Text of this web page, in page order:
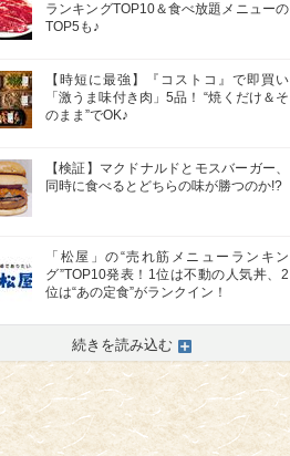
ランキングTOP10＆食べ放題メニューの
TOP5も♪
【時短に最強】『コストコ』で即買い
「激うま味付き肉」5品！ “焼くだけ＆そ
のまま”でOK♪
【検証】マクドナルドとモスバーガー、
同時に食べるとどちらの味が勝つのか!?
「松屋」の“売れ筋メニューランキン
グ”TOP10発表！1位は不動の人気丼、2
位は“あの定食”がランクイン！
続きを読み込む